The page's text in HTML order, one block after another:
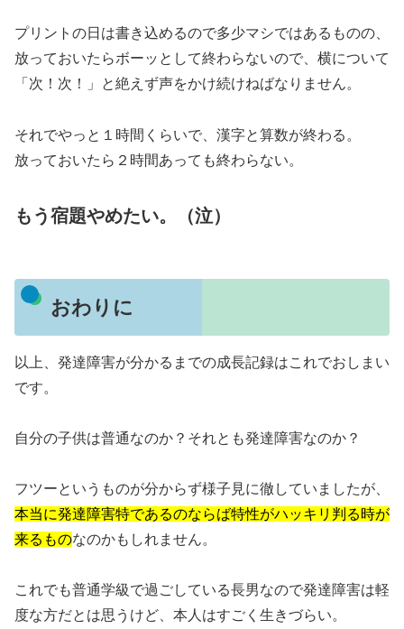
プリントの日は書き込めるので多少マシではあるものの、
放っておいたらボーッとして終わらないので、横について
「次！次！」と絶えず声をかけ続けねばなりません。
それでやっと１時間くらいで、漢字と算数が終わる。
放っておいたら２時間あっても終わらない。
もう宿題やめたい。（泣）
おわりに
以上、発達障害が分かるまでの成長記録はこれでおしまい
です。
自分の子供は普通なのか？それとも発達障害なのか？
フツーというものが分からず様子見に徹していましたが、
本当に発達障害特であるのならば特性がハッキリ判る時が
来るものなのかもしれません。
これでも普通学級で過ごしている長男なので発達障害は軽
度な方だとは思うけど、本人はすごく生きづらい。